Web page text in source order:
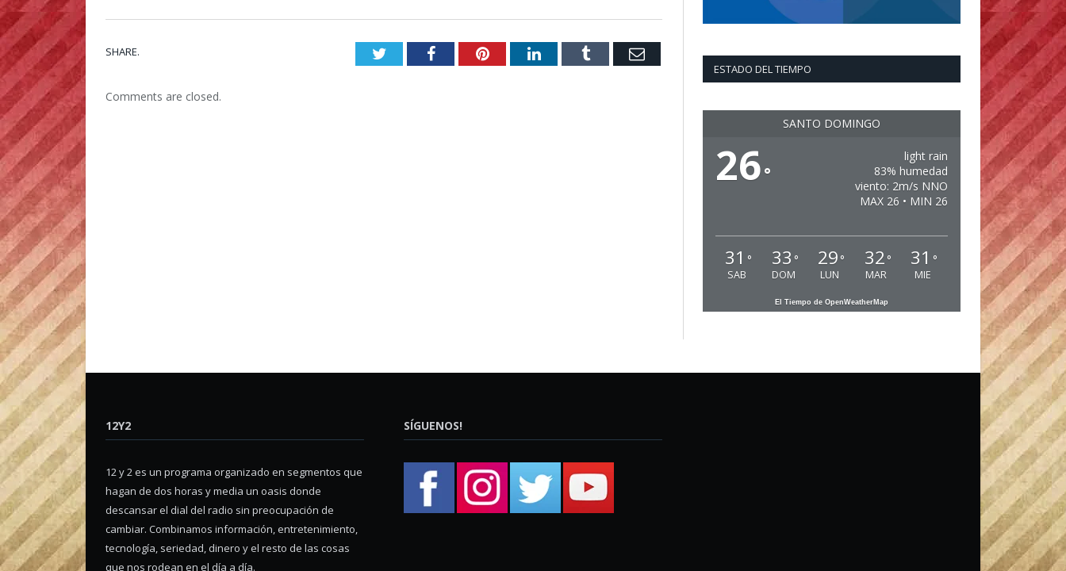
SHARE. TwitterFacebookPinterestLinkedInTumblr Email
Comments are closed.
ESTADO DEL TIEMPO
SANTO DOMINGO
26°
light rain
83% humedad
viento: 2m/s NNO
MAX 26 • MIN 26
31 °
SAB
33 °
DOM
29 °
LUN
32 °
MAR
31 °
MIE
El Tiempo de OpenWeatherMap
12Y2
12 y 2 es un programa organizado en segmentos que
hagan de dos horas y media un oasis donde
descansar el dial del radio sin preocupación de
cambiar. Combinamos información, entretenimiento,
tecnología, seriedad, dinero y el resto de las cosas
que nos rodean en el día a día.
SÍGUENOS!